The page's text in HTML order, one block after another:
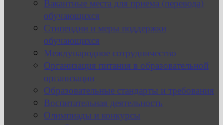
Вакантные места для приема (перевода)
обучающихся
Стипендии и меры поддержки
обучающихся
Международное сотрудничество
Организация питания в образовательной
организации
Образовательные стандарты и требования
Воспитательная деятельность
Олимпиады и конкурсы